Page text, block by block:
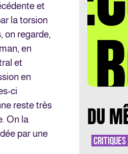
et
la torsion
on regarde,
en
et
en
ci
reste très
On la
par une
LA DU
CRITIQUES